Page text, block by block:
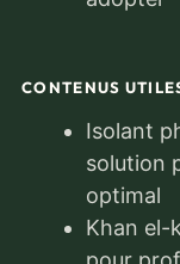
CONTENUS
Isolant
solution
optimal
Khan el-